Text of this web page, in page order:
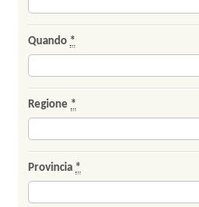
Quando *
Regione *
Provincia *